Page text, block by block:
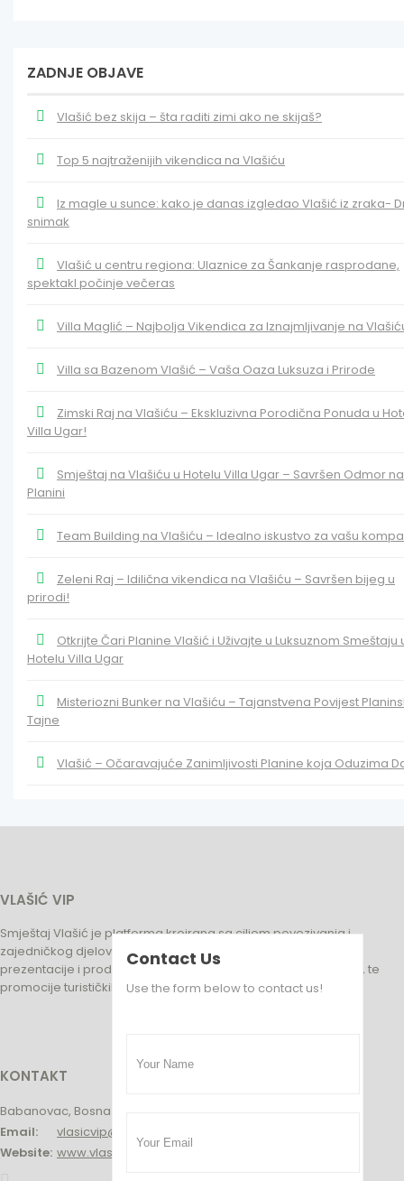
ZADNJE OBJAVE
Vlašić bez skija – šta raditi zimi ako ne skijaš?
Top 5 najtraženijih vikendica na Vlašiću
Iz magle u sunce: kako je danas izgledao Vlašić iz zraka-
snimak
Vlašić u centru regiona: Ulaznice za Šankanje rasprodane,
spektakl počinje večeras
Villa Maglić – Najbolja Vikendica za Iznajmljivanje na
Villa sa Bazenom Vlašić – Vaša Oaza Luksuza i Prirode
Zimski Raj na Vlašiću – Ekskluzivna Porodična Ponuda u
Villa Ugar!
Smještaj na Vlašiću u Hotelu Villa Ugar – Savršen Odmor na
Planini
Team Building na Vlašiću – Idealno iskustvo za vašu
Zeleni Raj – Idilična vikendica na Vlašiću – Savršen bijeg u
prirodi!
Otkrijte Čari Planine Vlašić i Uživajte u Luksuznom Smeštaju
Hotelu Villa Ugar
Misteriozni Bunker na Vlašiću – Tajanstvena Povijest
Tajne
Vlašić – Očaravajuće Zanimljivosti Planine koja Oduzima
VLAŠIĆ VIP
Smještaj Vlašić je platforma kreirana sa ciljem povezivanja i
zajedničkog djelovanja turističkih biznisa na području Vlasića,
prezentacije i prodaje usluga i proizvoda, turističkih subjekata, te
promocije turističkih potencijala na Vlašiću.
KONTAKT
Babanovac, Bosna i Hercegovina
Email:
vlasicvip@gmail.com
Website: www.vlasicvip.ba
Contact Us
Use the form below to contact us!